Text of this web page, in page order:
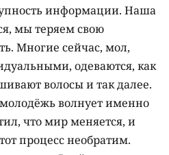
информации. Наша
мы теряем свою
Многие сейчас, мол,
одеваются, как
волосы и так далее.
волнует именно
что мир меняется, и
процесс необратим.